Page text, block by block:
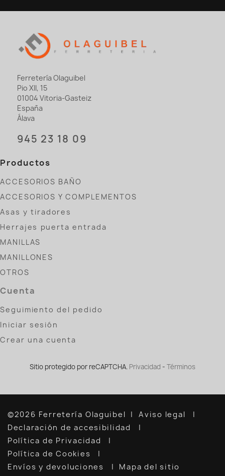
Ferretería Olaguibel
Pio XII, 15
01004 Vitoria-Gasteiz
España
Álava
945 23 18 09
Productos
ACCESORIOS BAÑO
ACCESORIOS Y COMPLEMENTOS
Asas y tiradores
Herrajes puerta entrada
MANILLAS
MANILLONES
OTROS
Cuenta
Seguimiento del pedido
Iniciar sesión
Crear una cuenta
Sitio protegido por reCAPTCHA. Privacidad - Términos
©2026 Ferretería Olaguibel
Aviso legal
Declaración de accesibilidad
Política de Privacidad
Política de Cookies
Envíos y devoluciones
Mapa del sitio